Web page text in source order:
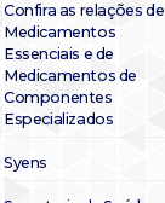
Confira as relações de
Medicamentos
Essenciais e de
Medicamentos de
Componentes
Especializados
Syens